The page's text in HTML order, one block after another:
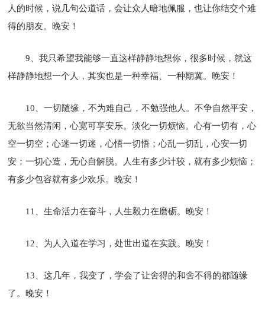
人的时候，说几句公道话，会让众人暗地佩服，也让你结交个难
得的朋友。晚安！
9、我只希望我能够一直这样静静地想你，很多时候，就这
样静静地想一个人，其实也是一种幸福、一种期冀。晚安！
10、一切随缘，不为难自己，不勉强他人。不争自然平安，
无欲当然清闲，心宽可享安乐。淡化一切烦恼。心有一切有，心
空一切空；心迷一切迷，心悟一切悟；心乱一切乱，心安一切
安；一切心造，无心自解脱。人生有多少计较，就有多少烦恼；
有多少包容就有多少欢乐。晚安！
11、生命活力在奋斗，人生毅力在磨砺。晚安！
12、为人入道在学习，处世出道在实践。晚安！
13、这几年，我变了，学会了让舍得的和舍不得的都随缘
了。晚安！